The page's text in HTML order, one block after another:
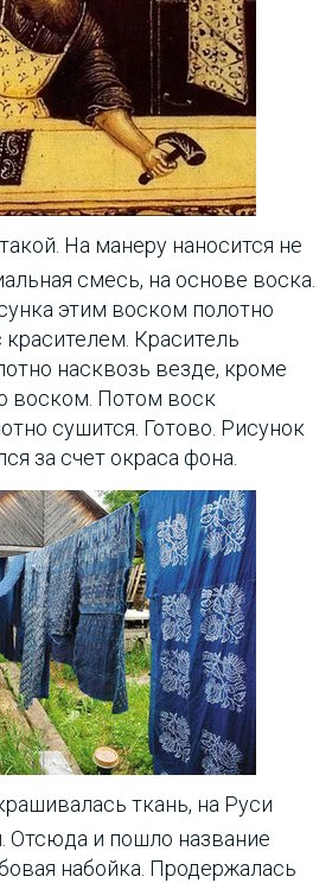
На манеру наносится не
смесь, на основе воска.
этим воском полотно
красителем. Краситель
насквозь везде, кроме
воском. Потом воск
сушится. Готово. Рисунок
за счет окраса фона.
ткань, на Руси
Отсюда и пошло название
набойка. Продержалась